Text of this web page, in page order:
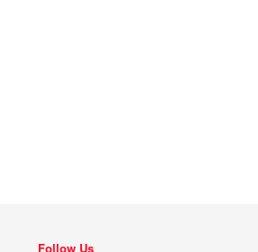
Follow Us